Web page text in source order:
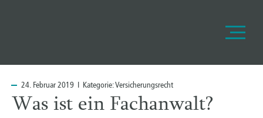
24. Februar 2019 I Kategorie:Versicherungsrecht
Was ist ein Fachanwalt?